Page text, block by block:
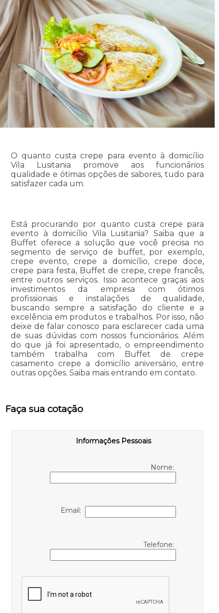
O quanto custa crepe para evento à domicílio
Vila Lusitania promove aos funcionários
qualidade e ótimas opções de sabores, tudo para
satisfazer cada um.
Está procurando por quanto custa crepe para
evento à domicílio Vila Lusitania? Saiba que a
Buffet oferece a solução que você precisa no
segmento de serviço de buffet, por exemplo,
crepe evento, crepe a domicílio, crepe doce,
crepe para festa, Buffet de crepe, crepe francês,
entre outros serviços. Isso acontece graças aos
investimentos da empresa com ótimos
profissionais e instalações de qualidade,
buscando sempre a satisfação do cliente e a
excelência em produtos e trabalhos. Por isso, não
deixe de falar conosco para esclarecer cada uma
de suas dúvidas com nossos funcionários. Além
do que já foi apresentado, o empreendimento
também trabalha com Buffet de crepe
casamento crepe a domicílio aniversário, entre
outras opções. Saiba mais entrando em contato.
Faça sua cotação
Informações Pessoais
Nome:
Email:
Telefone: